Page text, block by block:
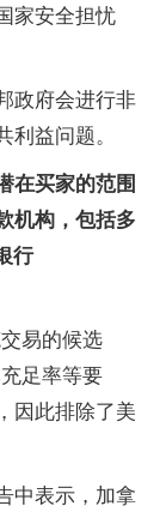
家安全担忧
政府会进行非
益问题。
在买家的范围
机构，包括多
行
易的候选
足率等要
因此排除了美
中表示，加拿